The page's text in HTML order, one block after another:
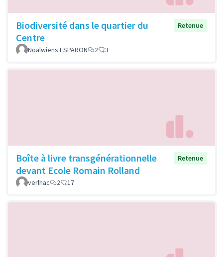
Biodiversité dans le quartier du
Centre
Retenue
Noalwiens ESPARON 2 3
Boîte à livre transgénérationnelle
devant Ecole Romain Rolland
Retenue
verlhac 2 17